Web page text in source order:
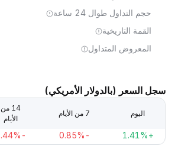
حجم التداول طوال 24 ساعة
القمة التاريخية
المعروض المتداول
سجل السعر (بالدولار الأمريكي)
اليوم 7 من الأيام
14 من
الأيام
+1.41%
-0.85%
-1.44%